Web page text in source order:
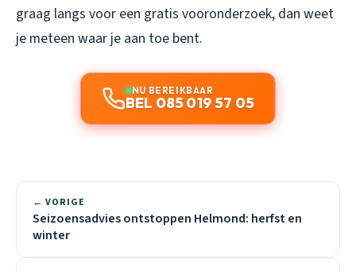
graag langs voor een gratis vooronderzoek, dan weet
je meteen waar je aan toe bent.
NU BEREIKBAAR
BEL 085 019 57 05
← VORIGE
Seizoensadvies ontstoppen Helmond: herfst en
winter